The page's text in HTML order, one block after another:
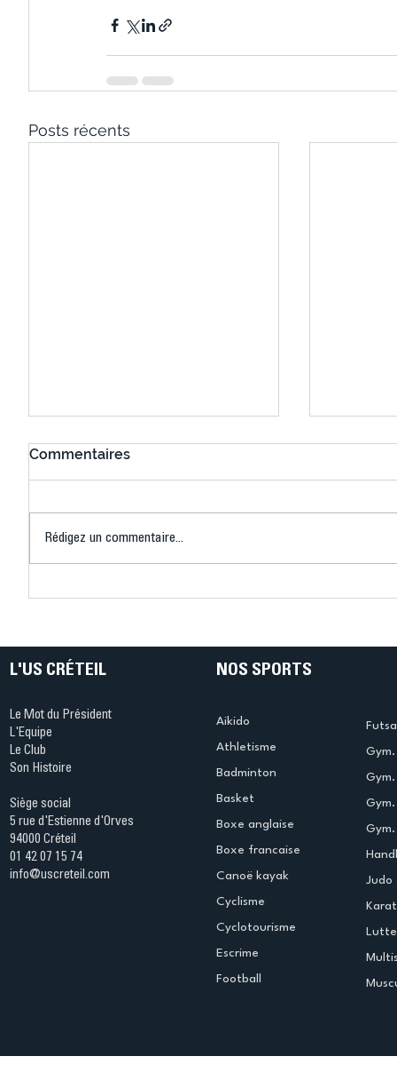
Posts récents
Ping ? Quand le tennis de
termine
Commentaires
Rédigez un commentaire...
L'US CRÉTEIL
Le Mot du Président
L'Equipe
Le Club
Son Histoire
Siège social
5 rue d'Estienne d'Orves
94000 Créteil
01 42 07 15 74
info@uscreteil.com
NOS SPORTS
Aikido
Athletisme
Badminton
Basket
Boxe anglaise
Boxe francaise
Canoë kayak
Cyclisme
Cyclotourisme
Escrime
Football
Judo
Lutte